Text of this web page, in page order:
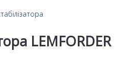
LEMFORDER